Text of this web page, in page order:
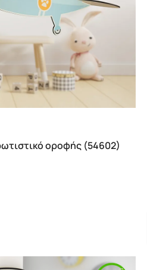
οροφής (54602)